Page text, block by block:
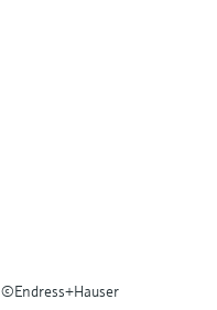
©Endress+Hauser